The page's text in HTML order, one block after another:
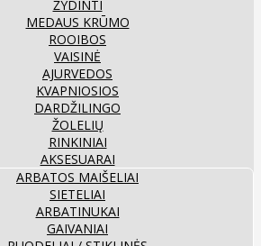
ŽYDINTI
MEDAUS KRŪMO
ROOIBOS
VAISINĖ
AJURVEDOS
KVAPNIOSIOS
DARDŽILINGO
ŽOLELIŲ
RINKINIAI
AKSESUARAI
ARBATOS MAIŠELIAI
SIETELIAI
ARBATINUKAI
GAIVANIAI